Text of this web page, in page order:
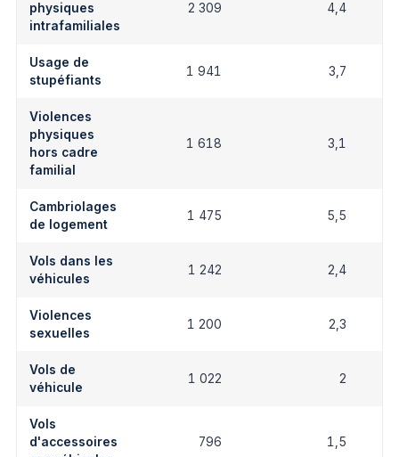
physiques
intrafamiliales
2 309 4,4
Usage de
stupéfiants
1 941 3,7
Violences
physiques
hors cadre
familial
1 618 3,1
Cambriolages
de logement
1 475 5,5
Vols dans les
véhicules
1 242 2,4
Violences
sexuelles
1 200 2,3
Vols de
véhicule
1 022 2
Vols
d'accessoires
796 1,5